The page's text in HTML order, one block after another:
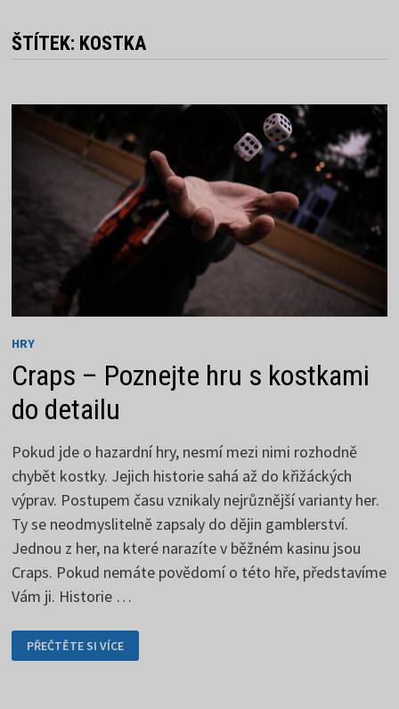
ŠTÍTEK: KOSTKA
HRY
Craps – Poznejte hru s kostkami
do detailu
Pokud jde o hazardní hry, nesmí mezi nimi rozhodně
chybět kostky. Jejich historie sahá až do křižáckých
výprav. Postupem času vznikaly nejrůznější varianty her.
Ty se neodmyslitelně zapsaly do dějin gamblerství.
Jednou z her, na které narazíte v běžném kasinu jsou
Craps. Pokud nemáte povědomí o této hře, představíme
Vám ji. Historie …
CRAPS
–
POZNEJTE
PŘEČTĚTE SI VÍCE